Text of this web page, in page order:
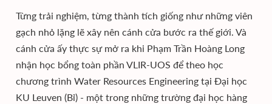
Từng trải nghiệm, từng thành tích giống như những viên
gạch nhỏ lặng lẽ xây nên cánh cửa bước ra thế giới. Và
cánh cửa ấy thực sự mở ra khi Phạm Trần Hoàng Long
nhận học bổng toàn phần VLIR-UOS để theo học
chương trình Water Resources Engineering tại Đại học
KU Leuven (Bỉ) - một trong những trường đại học hàng